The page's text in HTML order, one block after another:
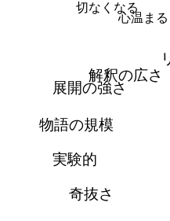
心温まる
切なくなる
奇抜さ
実験的
物語の規模
展開の強さ
解釈の広さ